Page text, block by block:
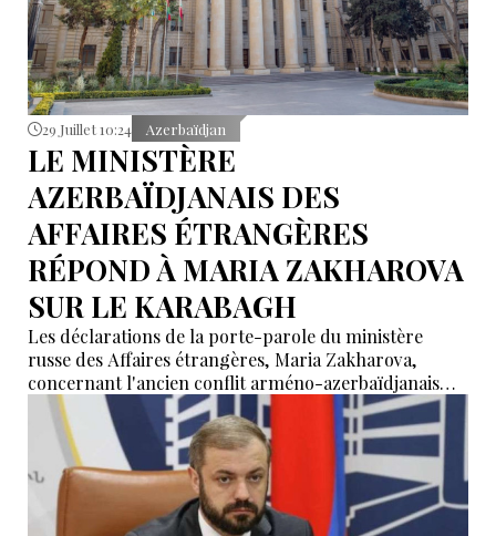
29 Juillet 10:24 Azerbaïdjan
LE MINISTÈRE
AZERBAÏDJANAIS DES
AFFAIRES ÉTRANGÈRES
RÉPOND À MARIA ZAKHAROVA
SUR LE KARABAGH
Les déclarations de la porte-parole du ministère
russe des Affaires étrangères, Maria Zakharova,
concernant l'ancien conflit arméno-azerbaïdjanais
déforment la réalité, a affirmé le porte-parole du
ministère des Affaires étrangères de l'Azerbaïdjan,
Aykhan Hadjizadé.